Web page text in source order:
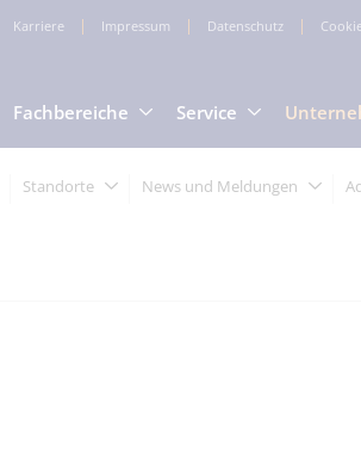
Karriere Impressum Datenschutz
Fachbereiche Service
Standorte News und Meldungen